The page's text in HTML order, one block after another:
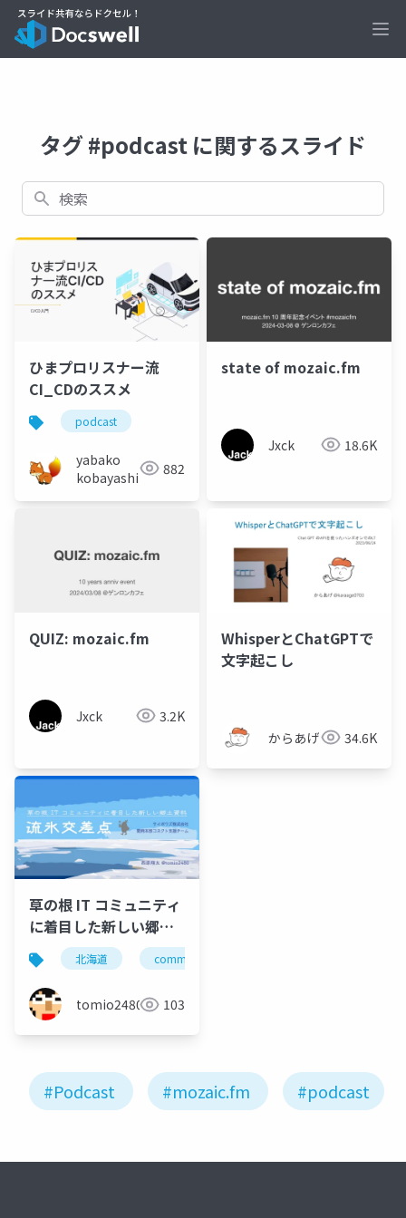
タグ #podcast に関するスライド
検索
ひまプロリスナー流
CI_CDのススメ
podcast
yabako
kobayashi
882
state of mozaic.fm
Jxck 18.6K
QUIZ: mozaic.fm
Jxck 3.2K
WhisperとChatGPTで
文字起こし
からあげ 34.6K
草の根 IT コミュニティ
に着目した新しい郷土
資料 流氷交差点 /
drifticecrossing
北海道 community
tomio2480 103
#Podcast #mozaic.fm #podcast